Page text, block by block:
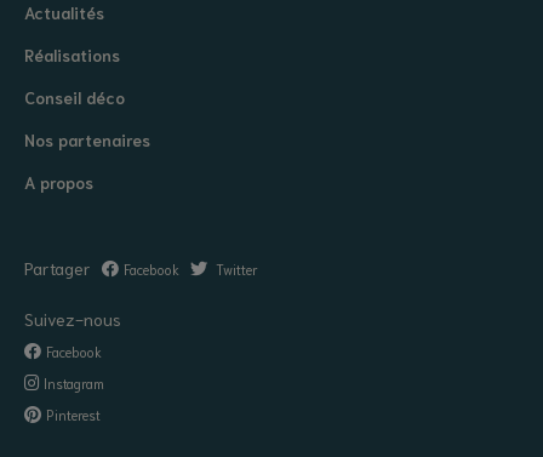
Actualités
Réalisations
Conseil déco
Nos partenaires
A propos
Partager Facebook Twitter
Suivez-nous
Facebook
Instagram
Pinterest